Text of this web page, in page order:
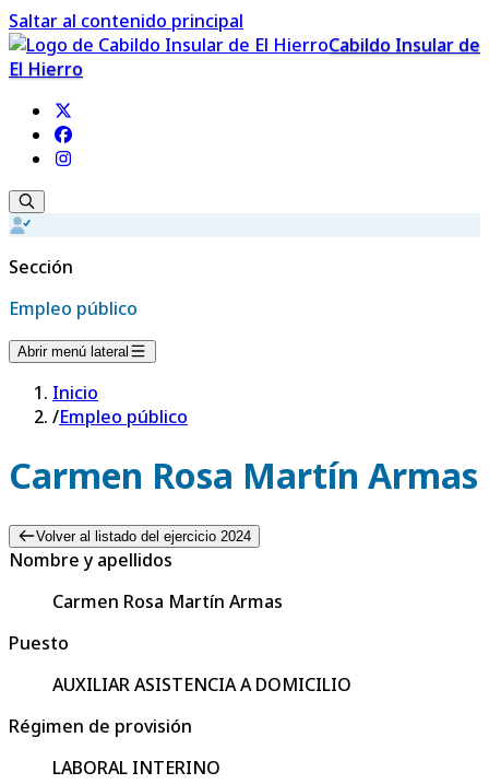
Saltar al contenido principal
Cabildo Insular de
El Hierro
Sección
Empleo público
Abrir menú lateral
Inicio
/Empleo público
Carmen Rosa Martín Armas
Volver al listado del ejercicio 2024
Nombre y apellidos
Carmen Rosa Martín Armas
Puesto
AUXILIAR ASISTENCIA A DOMICILIO
Régimen de provisión
LABORAL INTERINO